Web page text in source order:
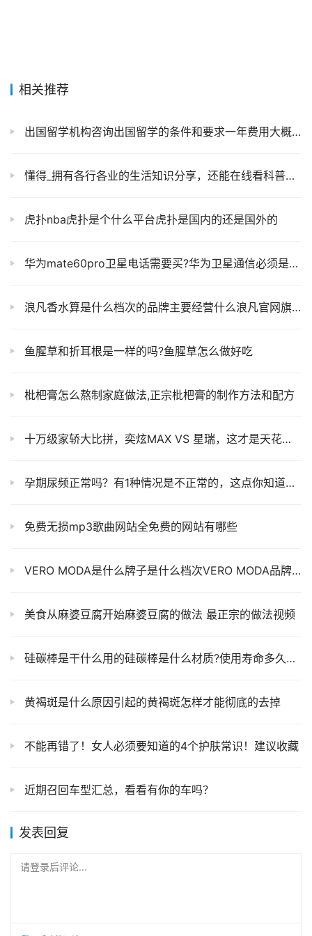
相关推荐
出国留学机构咨询出国留学的条件和要求一年费用大概多少钱
懂得_拥有各行各业的生活知识分享，还能在线看科普视频，还有什么问题是它不能解答的？
虎扑nba虎扑是个什么平台虎扑是国内的还是国外的
华为mate60pro卫星电话需要买?华为卫星通信必须是电信卡吗?
浪凡香水算是什么档次的品牌主要经营什么浪凡官网旗舰店
鱼腥草和折耳根是一样的吗?鱼腥草怎么做好吃
枇杷膏怎么熬制家庭做法,正宗枇杷膏的制作方法和配方
十万级家轿大比拼，奕炫MAX VS 星瑞，这才是天花板的实力！
孕期尿频正常吗？有1种情况是不正常的，这点你知道吗？
免费无损mp3歌曲网站全免费的网站有哪些
VERO MODA是什么牌子是什么档次VERO MODA品牌简介
美食从麻婆豆腐开始麻婆豆腐的做法 最正宗的做法视频
硅碳棒是干什么用的硅碳棒是什么材质?使用寿命多久硅碳棒检测公司
黄褐斑是什么原因引起的黄褐斑怎样才能彻底的去掉
不能再错了！女人必须要知道的4个护肤常识！建议收藏
近期召回车型汇总，看看有你的车吗？
发表回复
请登录后评论...